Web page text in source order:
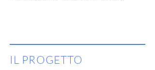
IL PROGETTO